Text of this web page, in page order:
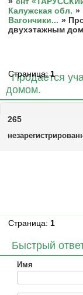
Калужская обл. »
Вагончики... »
двухэтажным
Продаётся
домом.
Страница:1
265
Страница: 1
Быстрый
Имя